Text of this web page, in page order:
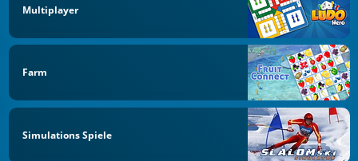
Multiplayer
Farm
Simulations Spiele